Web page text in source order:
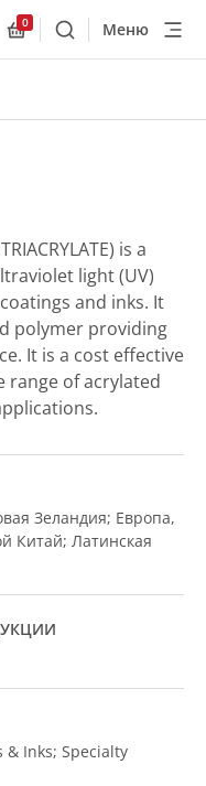
0
ПоискМеню
is a
light (UV)
and inks. It
polymer providing
It is a cost effective
range of acrylated
Зеландия; Европа,
Китай; Латинская
& Inks; Specialty